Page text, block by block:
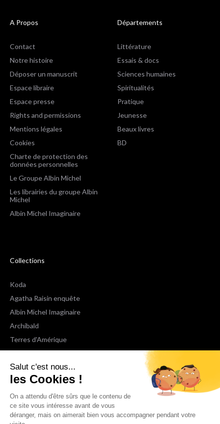
Salut c'est nous...
les Cookies !
On a attendu d'être sûrs que le contenu de
ce site vous intéresse avant de vous
déranger, mais on aimerait bien vous accompagner pendant votre
A Propos
Contact
Notre histoire
Déposer un manuscrit
Espace libraire
Espace presse
Rights and permissions
Mentions légales
Cookies
Charte de protection des
données personnelles
Le Groupe Albin Michel
Les librairies du groupe Albin
Michel
Albin Michel Imaginaire
Départements
Littérature
Essais & docs
Sciences humaines
Spiritualités
Pratique
Jeunesse
Beaux livres
BD
Collections
Koda
Agatha Raisin enquête
Albin Michel Imaginaire
Archibald
Terres d'Amérique
Espaces Libres Poche
NOX
Wiz
Voir toutes les collections
Nous suivre